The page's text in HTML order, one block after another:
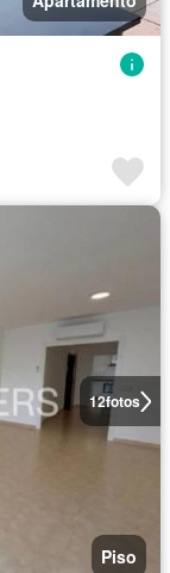
12fotos
Piso